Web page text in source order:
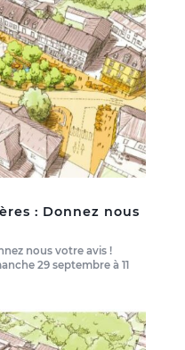
: Donnez nous
nous votre avis !
29 septembre à 11